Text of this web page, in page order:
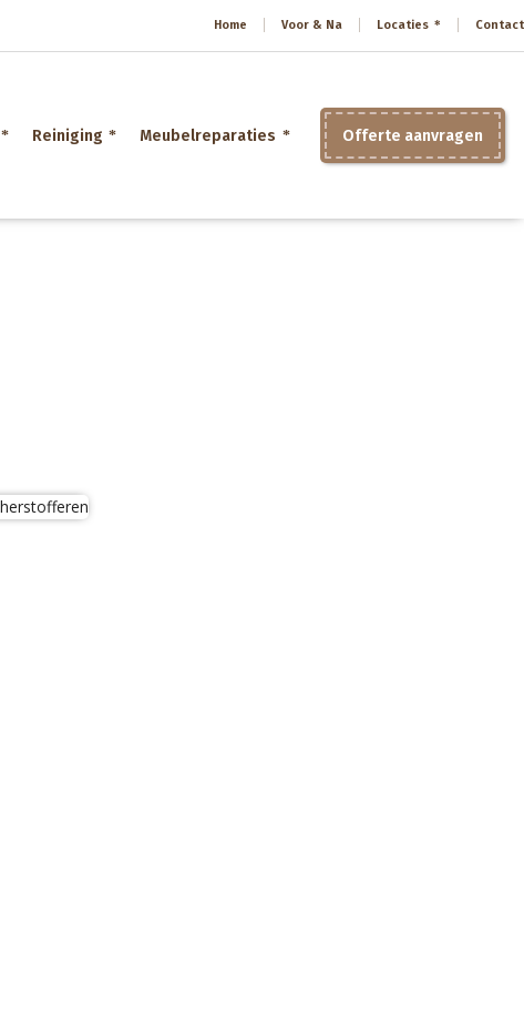
Home Voor & Na Locaties Contact
Offerte aanvragen
Reiniging Meubelreparaties